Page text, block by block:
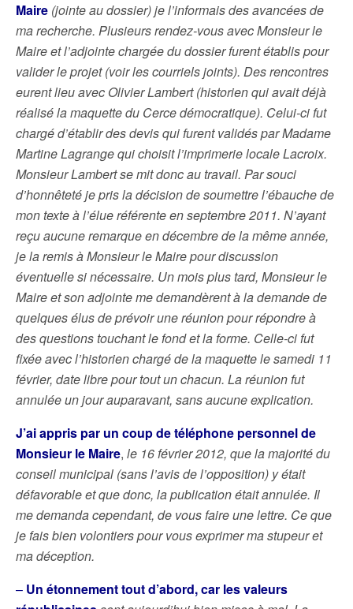
Maire (jointe au dossier) je l’informais des avancées de
ma recherche. Plusieurs rendez-vous avec Monsieur le
Maire et l’adjointe chargée du dossier furent établis pour
valider le projet (voir les courriels joints). Des rencontres
eurent lieu avec Olivier Lambert (historien qui avait déjà
réalisé la maquette du Cerce démocratique). Celui-ci fut
chargé d’établir des devis qui furent validés par Madame
Martine Lagrange qui choisit l’imprimerie locale Lacroix.
Monsieur Lambert se mit donc au travail. Par souci
d’honnêteté je pris la décision de soumettre l’ébauche de
mon texte à l’élue référente en septembre 2011. N’ayant
reçu aucune remarque en décembre de la même année,
je la remis à Monsieur le Maire pour discussion
éventuelle si nécessaire. Un mois plus tard, Monsieur le
Maire et son adjointe me demandèrent à la demande de
quelques élus de prévoir une réunion pour répondre à
des questions touchant le fond et la forme. Celle-ci fut
fixée avec l’historien chargé de la maquette le samedi 11
février, date libre pour tout un chacun. La réunion fut
annulée un jour auparavant, sans aucune explication.
J’ai appris par un coup de téléphone personnel de
Monsieur le Maire, le 16 février 2012, que la majorité du
conseil municipal (sans l’avis de l’opposition) y était
défavorable et que donc, la publication était annulée. Il
me demanda cependant, de vous faire une lettre. Ce que
je fais bien volontiers pour vous exprimer ma stupeur et
ma déception.
– Un étonnement tout d’abord, car les valeurs